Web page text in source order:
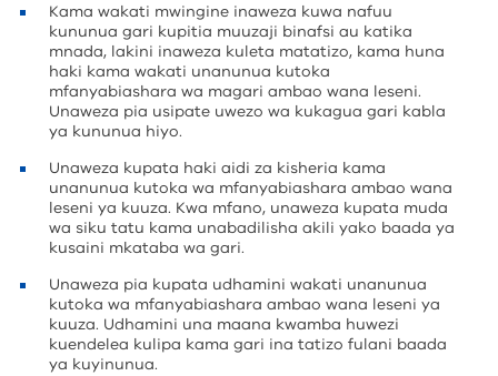
Kama wakati mwingine inaweza kuwa nafuu
kununua gari kupitia muuzaji binafsi au katika
mnada, lakini inaweza kuleta matatizo, kama huna
haki kama wakati unanunua kutoka
mfanyabiashara wa magari ambao wana leseni.
Unaweza pia usipate uwezo wa kukagua gari kabla
ya kununua hiyo.
Unaweza kupata haki aidi za kisheria kama
unanunua kutoka wa mfanyabiashara ambao wana
leseni ya kuuza. Kwa mfano, unaweza kupata muda
wa siku tatu kama unabadilisha akili yako baada ya
kusaini mkataba wa gari.
Unaweza pia kupata udhamini wakati unanunua
kutoka wa mfanyabiashara ambao wana leseni ya
kuuza. Udhamini una maana kwamba huwezi
kuendelea kulipa kama gari ina tatizo fulani baada
ya kuyinunua.